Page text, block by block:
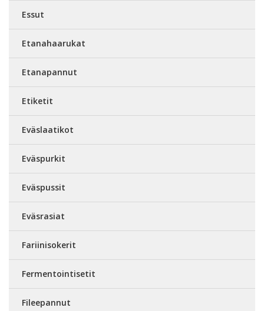
Essut
Etanahaarukat
Etanapannut
Etiketit
Eväslaatikot
Eväspurkit
Eväspussit
Eväsrasiat
Fariinisokerit
Fermentointisetit
Fileepannut